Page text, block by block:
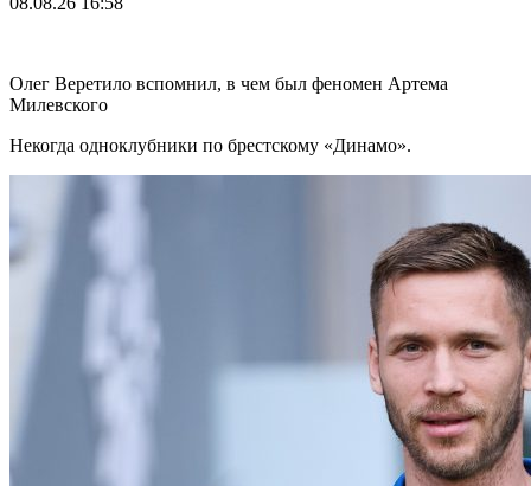
Олег Веретило вспомнил, в чем был феномен Артема
Милевского
Некогда одноклубники по брестскому «Динамо».